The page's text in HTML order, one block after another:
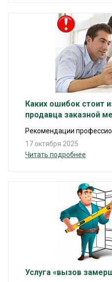
Каких ошибок стоит
продавца заказной
Рекомендации
17 октября 2025
Читать подробнее
Услуга «вызов